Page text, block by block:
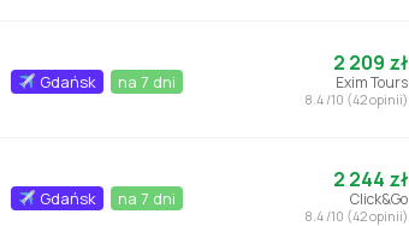
Gdańsk na 7 dni
2 209 zł
Exim Tours
8.4 /10 (42 opinii)
Gdańsk na 7 dni
2 244 zł
Click&Go
8.4 /10 (42 opinii)